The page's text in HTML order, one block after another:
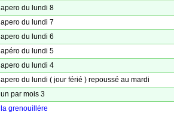
apero du lundi 8
apero du lundi 7
apero du lundi 6
apéro du lundi 5
apero du lundi 4
apero du lundi ( jour férié ) repoussé au mardi
un par mois 3
la grenouillére